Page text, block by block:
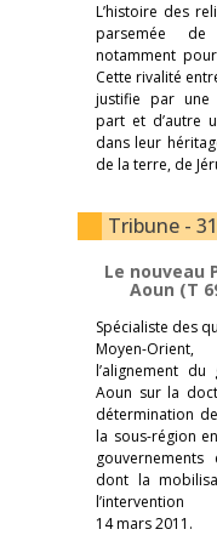
L’histoire des
parsemée de
notamment
Cette rivalité
justifie par une
part et d’autre
dans leur
de la terre, de
Tribune -
Le nouveau
Aoun (T
Spécialiste des
Moyen-
l’alignement du
Aoun sur la
détermination
la sous-région
dont la
14 mars 2011.